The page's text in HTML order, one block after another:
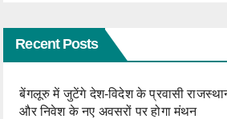
को लेंगे
दीक्षा
Recent Posts
बेंगलूरु में जुटेंगे देश-विदेश के प्रवासी
और निवेश के नए अवसरों पर होगा मंथन